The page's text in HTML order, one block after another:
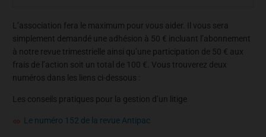
L’association fera le maximum pour vous aider. Il vous sera
simplement demandé une adhésion à 50 € incluant l’abonnement
à notre revue trimestrielle ainsi qu’une participation de 50 € aux
frais de l’action soit un total de 100 €. Vous trouverez deux
numéros dans les liens ci-dessous :
Les conseils pratiques pour la gestion d’un litige
Le numéro 152 de la revue Antipac